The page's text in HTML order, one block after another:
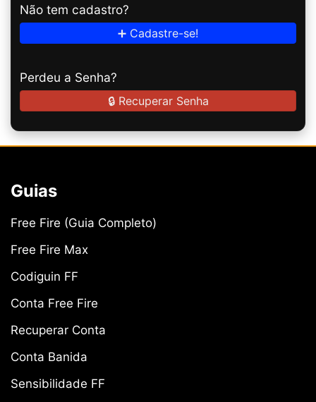
Não tem cadastro?
➕ Cadastre-se!
Perdeu a Senha?
🔒 Recuperar Senha
Guias
Free Fire (Guia Completo)
Free Fire Max
Codiguin FF
Conta Free Fire
Recuperar Conta
Conta Banida
Sensibilidade FF